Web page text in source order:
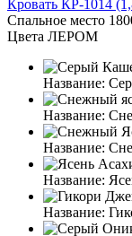
Кровать КР-1014
Спальное место
Цвета ЛЕРОМ
Название:
Название:
Название:
Название:
Название: